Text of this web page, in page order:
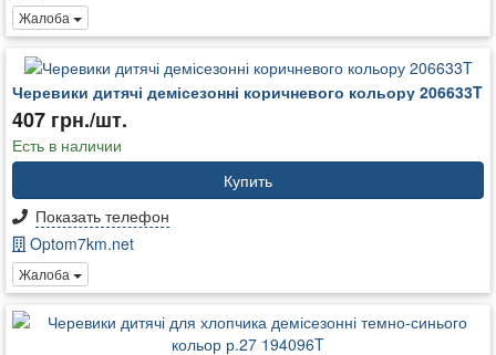
Жалоба
Черевики дитячі демісезонні коричневого кольору 206633T
407 грн./шт.
Есть в наличии
Купить
Показать телефон
Optom7km.net
Жалоба